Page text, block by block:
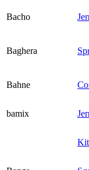
Bacho
Baghera
Bahne
bamix